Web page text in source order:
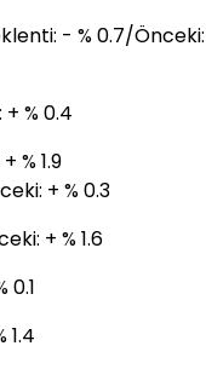
- % 0.7/Önceki:
% 0.4
% 1.9
+ % 0.3
+ % 1.6
0.1
1.4